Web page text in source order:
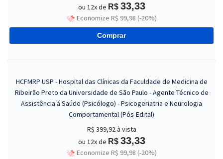
ou 12x de R$ 33,33
Economize R$ 99,98 (-20%)
Comprar
HCFMRP USP - Hospital das Clínicas da Faculdade de Medicina de
Ribeirão Preto da Universidade de São Paulo - Agente Técnico de
Assistência á Saúde (Psicólogo) - Psicogeriatria e Neurologia
Comportamental (Pós-Edital)
R$ 399,92à vista
ou 12x de R$ 33,33
Economize R$ 99,98 (-20%)